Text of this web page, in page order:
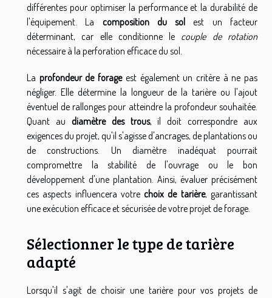
différentes pour optimiser la performance et la durabilité de
l'équipement. La composition du sol est un facteur
déterminant, car elle conditionne le couple de rotation
nécessaire à la perforation efficace du sol.
La profondeur de forageest également un critère à ne pas
négliger. Elle détermine la longueur de la tarière ou l'ajout
éventuel de rallonges pour atteindre la profondeur souhaitée.
Quant au diamètre des trous, il doit correspondre aux
exigences du projet, qu'il s'agisse d'ancrages, de plantations ou
de constructions. Un diamètre inadéquat pourrait
compromettre la stabilité de l'ouvrage ou le bon
développement d'une plantation. Ainsi, évaluer précisément
ces aspects influencera votrechoix de tarière, garantissant
une exécution efficace et sécurisée de votre projet de forage.
Sélectionner le type de tarière
adapté
Lorsqu'il s'agit de choisir une tarière pour vos projets de